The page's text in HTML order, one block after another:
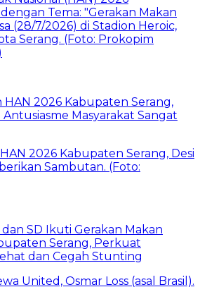
HAN 2026 Kabupaten Serang,
Masyarakat Sangat
SD Ikuti Gerakan Makan
Serang, Perkuat
dan Cegah Stunting